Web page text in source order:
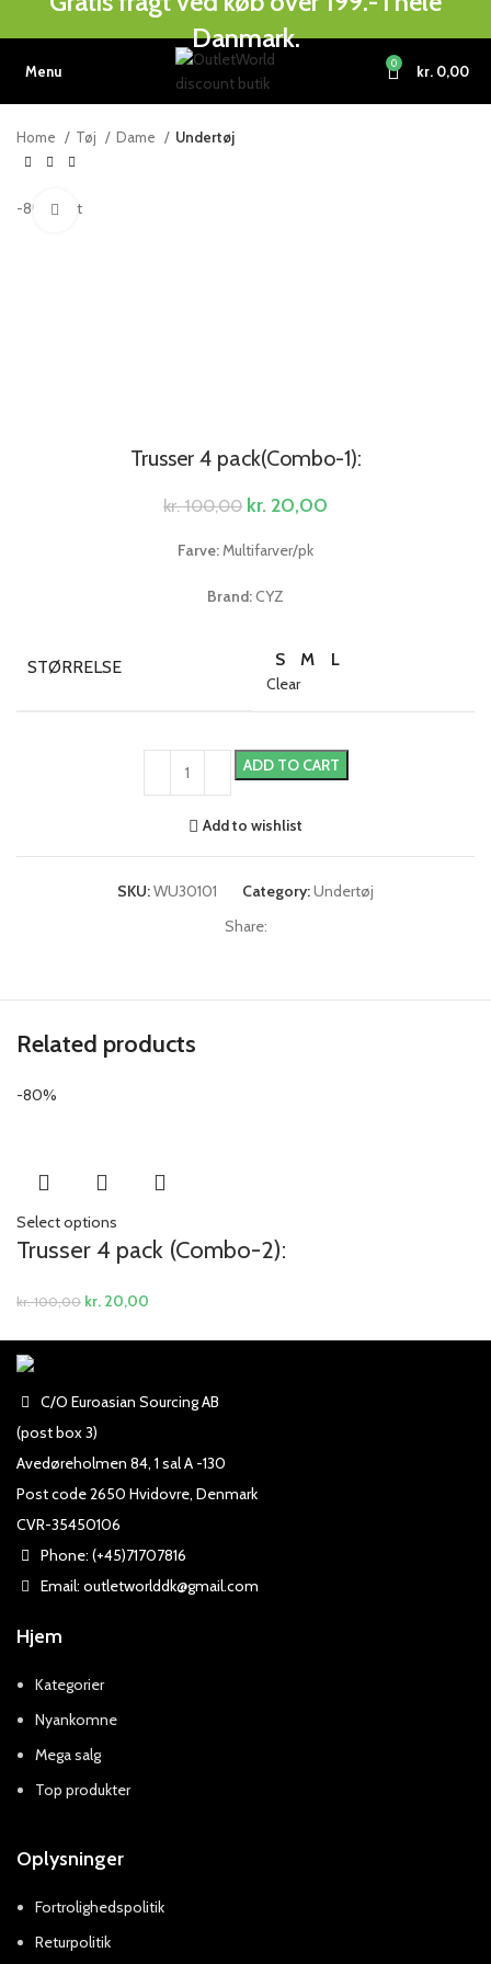
Danmark.
Menu 0 kr. 0,00
Home Tøj Dame Undertøj
-80%HotClick to enlarge
Trusser 4 pack(Combo-1):
kr.100,00 kr. 20,00
Farve: Multifarver/pk
Brand:CYZ
STØRRELSE S M L
Clear
ADD TO CART
Add to wishlist
SKU:WU30101 Category:Undertøj
Share:
Related products
-80%
Select options
Trusser 4 pack (Combo-2):
kr.100,00 kr. 20,00
C/O Euroasian Sourcing AB
(post box 3)
Avedøreholmen 84, 1 sal A -130
Post code 2650 Hvidovre, Denmark
CVR-35450106
Phone: (+45)71707816
Email: outletworlddk@gmail.com
Hjem
Kategorier
Nyankomne
Mega salg
Top produkter
Oplysninger
Fortrolighedspolitik
Returpolitik